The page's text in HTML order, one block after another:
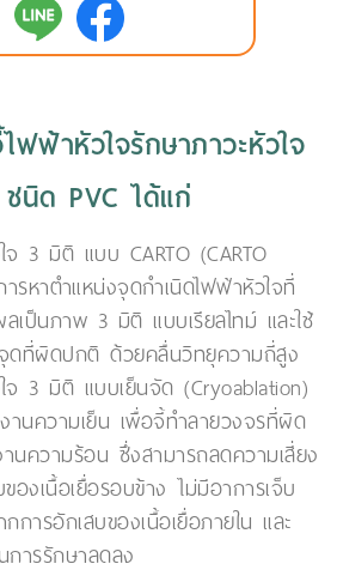
ฟฟ้าหัวใจรักษาภาวะหัวใจ
นิด PVC ได้แก่
3 มิติ แบบ CARTO (CARTO
รหาตำแหน่งจุดกำเนิดไฟฟ้าหัวใจที่
เป็นภาพ 3 มิติ แบบเรียลไทม์ และใช้
ดที่ผิดปกติ ด้วยคลื่นวิทยุความถี่สูง
จ 3 มิติ แบบเย็นจัด (Cryoablation)
านความเย็น เพื่อจี้ทำลายวงจรที่ผิด
นความร้อน ซึ่งสามารถลดความเสี่ยง
องเนื้อเยื่อรอบข้าง ไม่มีอาการเจ็บ
การอักเสบของเนื้อเยื่อภายใน และ
การรักษาลดลง